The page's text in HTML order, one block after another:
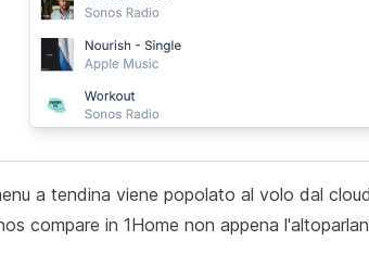
a tendina viene popolato al volo dal
compare in 1Home non appena